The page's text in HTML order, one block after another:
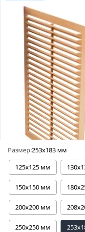
Размер:253х183 мм
125х125 мм
150х150 мм
200х200 мм
250х250 мм